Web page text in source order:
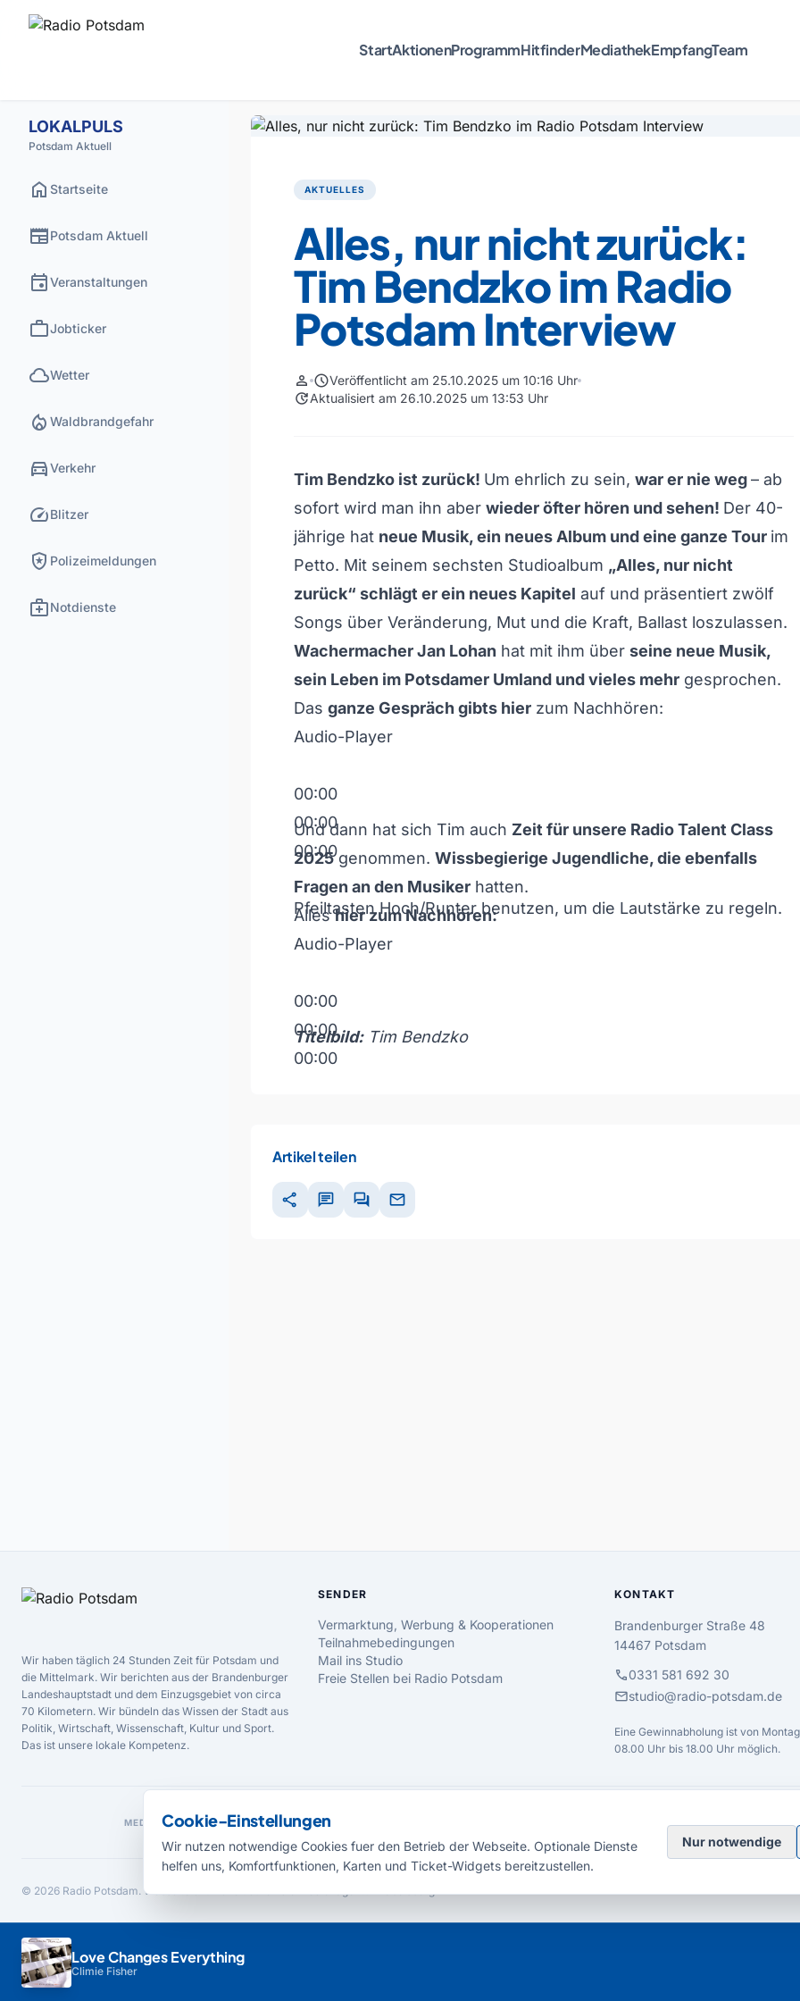
StartAktionenProgrammHitfinderMediathekEmpfangTeam
LOKALPULS
Potsdam Aktuell
home Startseite
newspaperPotsdam Aktuell
eventVeranstaltungen
workJobticker
cloudWetter
local_fire_department Waldbrandgefahr
directions_carVerkehr
speedBlitzer
local_police Polizeimeldungen
medical_servicesNotdienste
AKTUELLES
Alles, nur nicht zurück:
Tim Bendzko im Radio
Potsdam Interview
person scheduleVeröffentlicht am 25.10.2025 um 10:16 Uhr
updateAktualisiert am 26.10.2025 um 13:53 Uhr
Tim Bendzko ist zurück! Um ehrlich zu sein, war er nie weg– ab
sofort wird man ihn aber wieder öfter hören und sehen! Der 40-
jährige hat neue Musik, ein neues Album und eine ganze Tour im
Petto. Mit seinem sechsten Studioalbum „Alles, nur nicht
zurück“ schlägt er ein neues Kapitel auf und präsentiert zwölf
Songs über Veränderung, Mut und die Kraft, Ballast loszulassen.
Wachermacher Jan Lohan hat mit ihm über seine neue Musik,
sein Leben im Potsdamer Umland und vieles mehr gesprochen.
Das ganze Gespräch gibts hier zum Nachhören:
Audio-Player
00:00
00:00
00:00
Pfeiltasten Hoch/Runter benutzen, um die Lautstärke zu regeln.
Und dann hat sich Tim auch Zeit für unsere Radio Talent Class
2025genommen. Wissbegierige Jugendliche, die ebenfalls
Fragen an den Musiker hatten.
Alleshier zum Nachhören:
Audio-Player
00:00
00:00
00:00
Titelbild: Tim Bendzko
Artikel teilen
share chat forum mail
Love Changes Everything
Climie Fisher
Wir haben täglich 24 Stunden Zeit für Potsdam und
die Mittelmark. Wir berichten aus der Brandenburger
Landeshauptstadt und dem Einzugsgebiet von circa
70 Kilometern. Wir bündeln das Wissen der Stadt aus
Politik, Wirtschaft, Wissenschaft, Kultur und Sport.
Das ist unsere lokale Kompetenz.
SENDER
Vermarktung, Werbung & Kooperationen
Teilnahmebedingungen
Mail ins Studio
Freie Stellen bei Radio Potsdam
KONTAKT
Brandenburger Straße 48
14467 Potsdam
call0331 581 692 30
mailstudio@radio-potsdam.de
Eine Gewinnabholung ist von
08.00 Uhr bis 18.00 Uhr möglich.
MEDIENPARTNER
© 2026 Radio Potsdam. Webseite entwickelt durch dieMedienagentur Babelsberg
Cookie-Einstellungen
Wir nutzen notwendige Cookies fuer den Betrieb der Webseite. Optionale Dienste
helfen uns, Komfortfunktionen, Karten und Ticket-Widgets bereitzustellen.
Nur notwendige